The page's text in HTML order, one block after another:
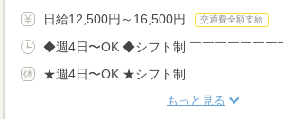
日給12,500円～16,500円 交通費全額支給
◆週4日〜OK ◆シフト制 ￣￣￣￣￣￣￣
★週4日〜OK ★シフト制
もっと見る